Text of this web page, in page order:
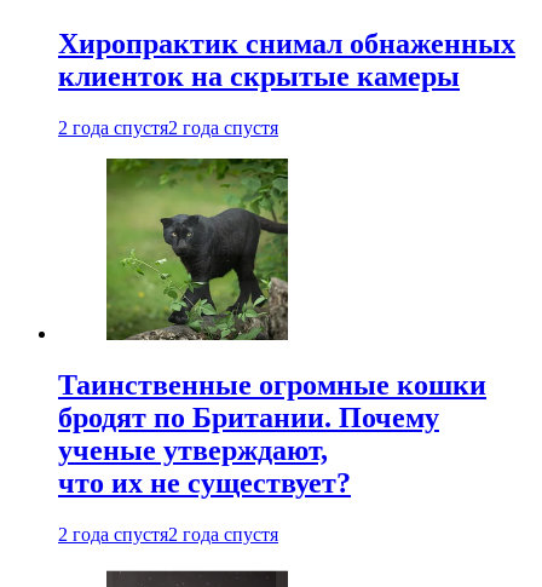
Хиропрактик снимал обнаженных
клиенток на скрытые камеры
2 года спустя2 года спустя
Таинственные огромные кошки
бродят по Британии. Почему
ученые утверждают,
что их не существует?
2 года спустя2 года спустя